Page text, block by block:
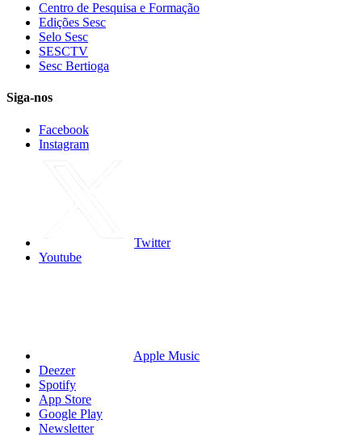
Centro de Pesquisa e Formação
Edições Sesc
Selo Sesc
SESCTV
Sesc Bertioga
Siga-nos
Facebook
Instagram
Twitter
Youtube
Apple Music
Deezer
Spotify
App Store
Google Play
Newsletter